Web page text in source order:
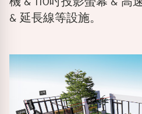
& 延長線等設施。